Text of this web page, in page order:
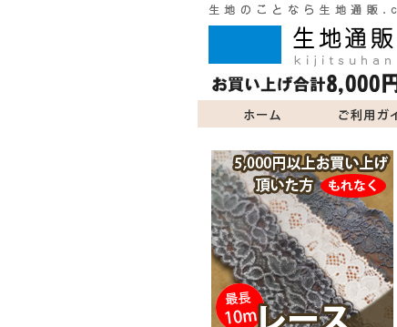
よくあるご質問